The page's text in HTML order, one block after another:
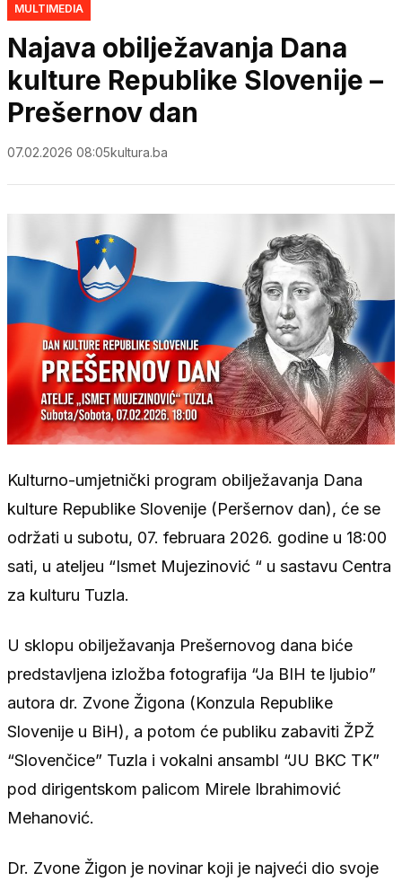
MULTIMEDIA
Najava obilježavanja Dana
kulture Republike Slovenije –
Prešernov dan
07.02.2026 08:05kultura.ba
Kulturno-umjetnički program obilježavanja Dana
kulture Republike Slovenije (Peršernov dan), će se
održati u subotu, 07. februara 2026. godine u 18:00
sati, u ateljeu “Ismet Mujezinović “ u sastavu Centra
za kulturu Tuzla.
U sklopu obilježavanja Prešernovog dana biće
predstavljena izložba fotografija “Ja BIH te ljubio”
autora dr. Zvone Žigona (Konzula Republike
Slovenije u BiH), a potom će publiku zabaviti ŽPŽ
“Slovenčice” Tuzla i vokalni ansambl “JU BKC TK”
pod dirigentskom palicom Mirele Ibrahimović
Mehanović.
Dr. Zvone Žigon je novinar koji je najveći dio svoje